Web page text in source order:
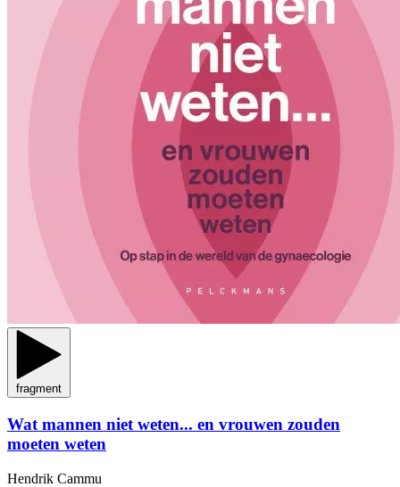
fragment
Wat mannen niet weten... en vrouwen zouden
moeten weten
Hendrik Cammu